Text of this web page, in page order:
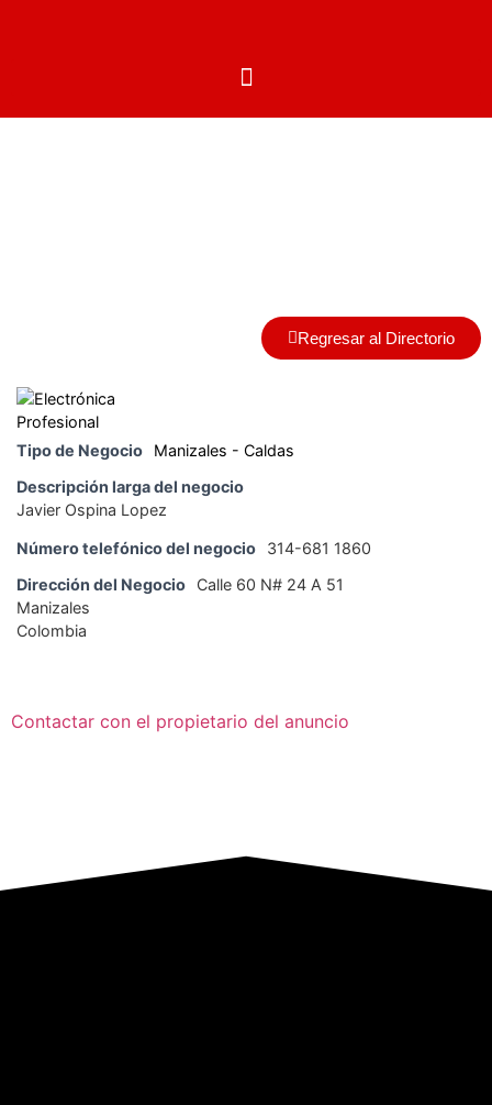
Regresar al Directorio
Tipo de Negocio
Manizales - Caldas
Descripción larga del negocio
Javier Ospina Lopez
Número telefónico del negocio
314-681 1860
Dirección del Negocio
Calle 60 N# 24 A 51
Manizales
Colombia
Contactar con el propietario del anuncio